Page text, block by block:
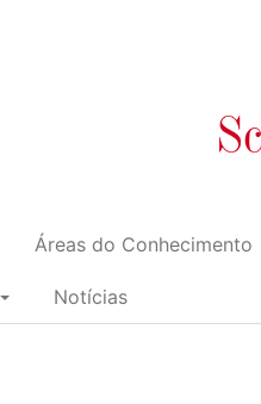
Áreas do Conhecimento
Notícias